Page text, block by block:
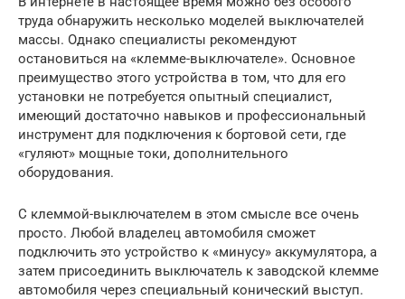
труда обнаружить несколько моделей выключателей
массы. Однако специалисты рекомендуют
остановиться на «клемме-выключателе». Основное
преимущество этого устройства в том, что для его
установки не потребуется опытный специалист,
имеющий достаточно навыков и профессиональный
инструмент для подключения к бортовой сети, где
«гуляют» мощные токи, дополнительного
оборудования.
С клеммой-выключателем в этом смысле все очень
просто. Любой владелец автомобиля сможет
подключить это устройство к «минусу» аккумулятора, а
затем присоединить выключатель к заводской клемме
автомобиля через специальный конический выступ.